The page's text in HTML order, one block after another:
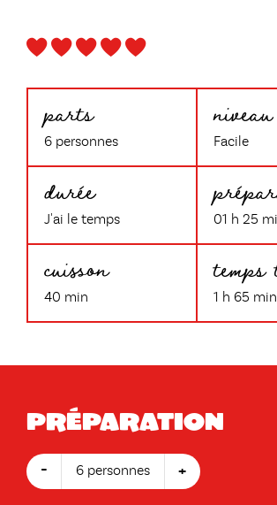
parts
6 personnes
niveau
Facile
durée
J'ai le temps 01 h 25
cuisson
40 min 1 h 65 min
Préparation
- 6 personnes +